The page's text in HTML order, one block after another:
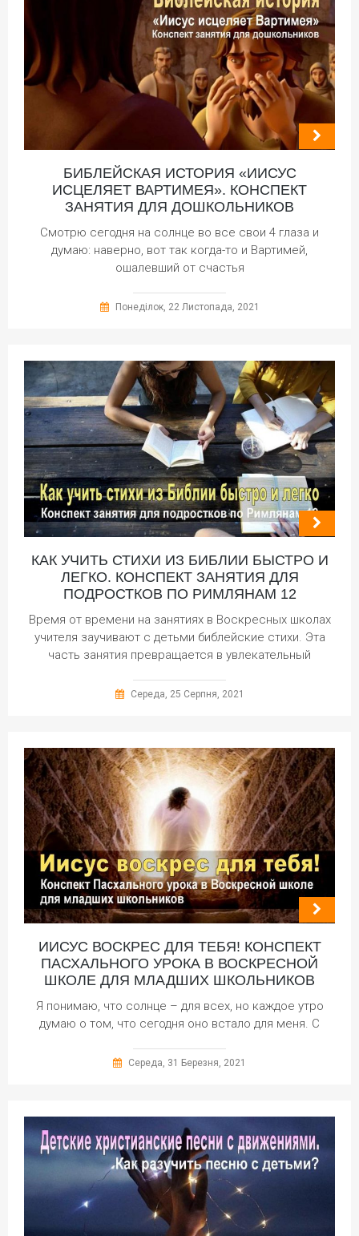
БИБЛЕЙСКАЯ ИСТОРИЯ «ИИСУС
ИСЦЕЛЯЕТ ВАРТИМЕЯ». КОНСПЕКТ
ЗАНЯТИЯ ДЛЯ ДОШКОЛЬНИКОВ
Смотрю сегодня на солнце во все свои 4 глаза и
думаю: наверно, вот так когда-то и Вартимей,
ошалевший от счастья
Понеділок, 22 Листопада, 2021
КАК УЧИТЬ СТИХИ ИЗ БИБЛИИ БЫСТРО И
ЛЕГКО. КОНСПЕКТ ЗАНЯТИЯ ДЛЯ
ПОДРОСТКОВ ПО РИМЛЯНАМ 12
Время от времени на занятиях в Воскресных школах
учителя заучивают с детьми библейские стихи. Эта
часть занятия превращается в увлекательный
Середа, 25 Серпня, 2021
ИИСУС ВОСКРЕС ДЛЯ ТЕБЯ! КОНСПЕКТ
ПАСХАЛЬНОГО УРОКА В ВОСКРЕСНОЙ
ШКОЛЕ ДЛЯ МЛАДШИХ ШКОЛЬНИКОВ
Я понимаю, что солнце – для всех, но каждое утро
думаю о том, что сегодня оно встало для меня. С
Середа, 31 Березня, 2021